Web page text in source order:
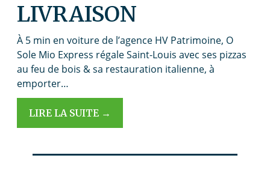
LIVRAISON
À 5 min en voiture de l’agence HV Patrimoine, O
Sole Mio Express régale Saint-Louis avec ses pizzas
au feu de bois & sa restauration italienne, à
emporter…
LIRE LA SUITE →